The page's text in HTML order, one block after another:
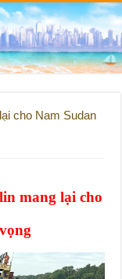
cho Nam Sudan
mang lại cho